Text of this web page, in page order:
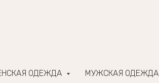
ОДЕЖДА МУЖСКАЯ ОДЕЖДА